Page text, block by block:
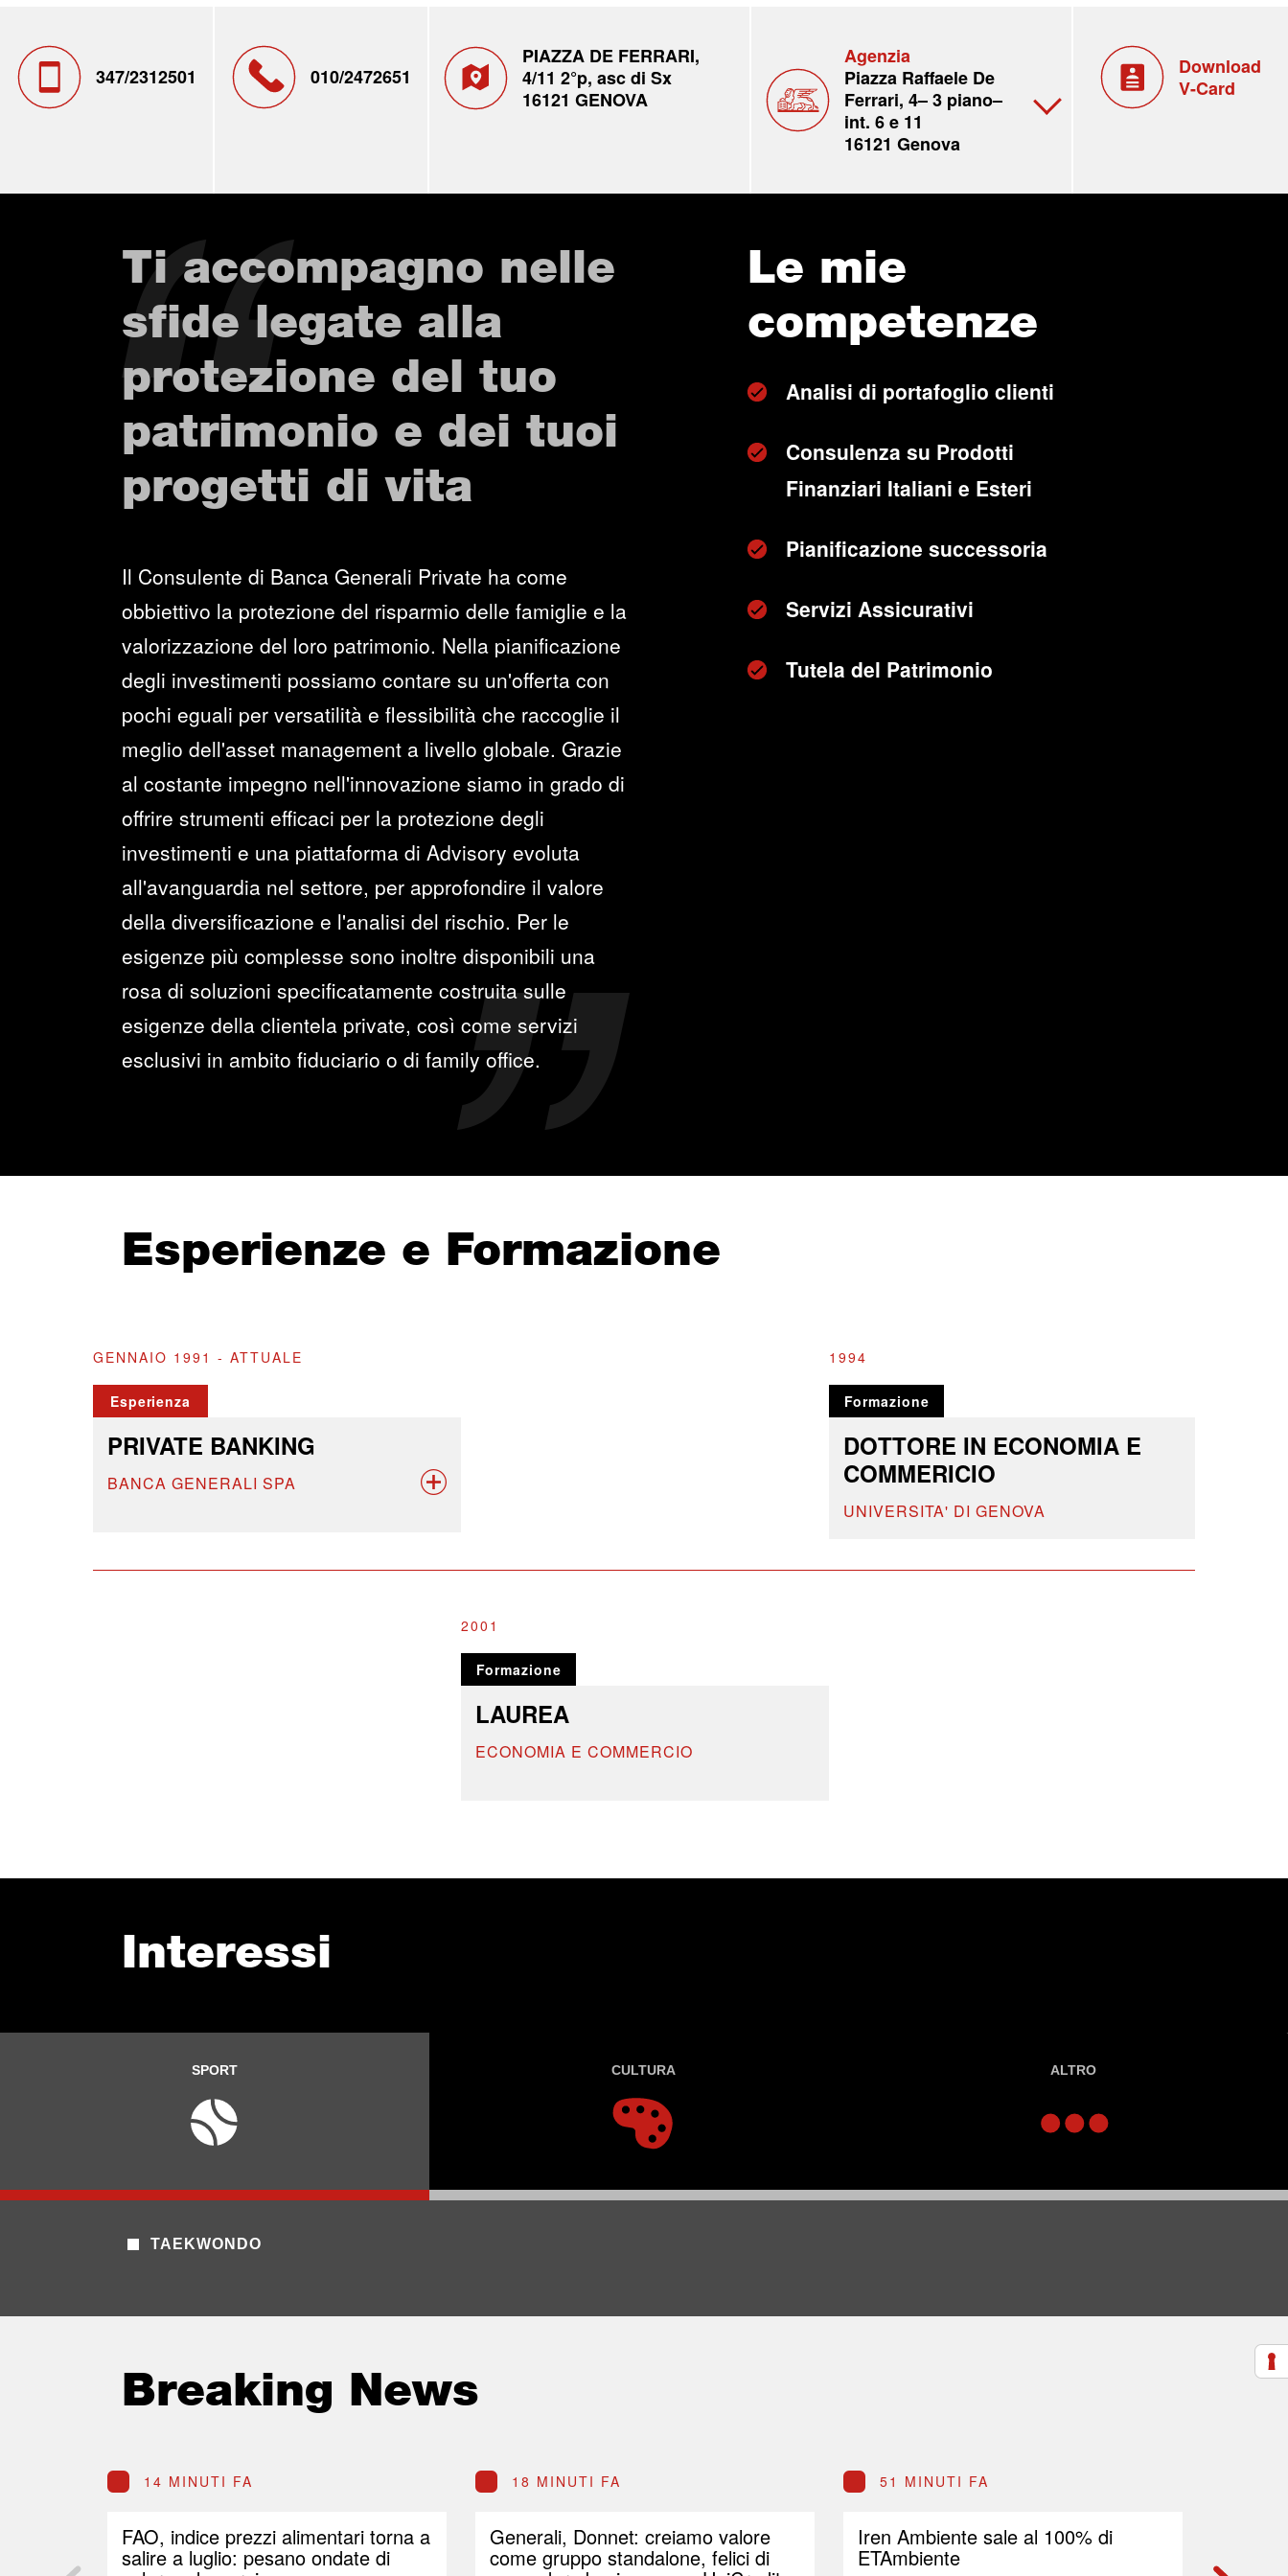
347/2312501 010/2472651
PIAZZA DE FERRARI,
4/11 2°p, asc di Sx
16121 GENOVA
Agenzia
Piazza Raffaele De
Ferrari, 4– 3 piano–
int. 6 e 11
16121 Genova
Download
V-Card
Ti accompagno nelle
sfide legate alla
protezione del tuo
patrimonio e dei tuoi
progetti di vita
Il Consulente di Banca Generali Private ha come
obbiettivo la protezione del risparmio delle famiglie e la
valorizzazione del loro patrimonio. Nella pianificazione
degli investimenti possiamo contare su un'offerta con
pochi eguali per versatilità e flessibilità che raccoglie il
meglio dell'asset management a livello globale. Grazie
al costante impegno nell'innovazione siamo in grado di
offrire strumenti efficaci per la protezione degli
investimenti e una piattaforma di Advisory evoluta
all'avanguardia nel settore, per approfondire il valore
della diversificazione e l'analisi del rischio. Per le
esigenze più complesse sono inoltre disponibili una
rosa di soluzioni specificatamente costruita sulle
esigenze della clientela private, così come servizi
esclusivi in ambito fiduciario o di family office.
Le mie
competenze
Analisi di portafoglio clienti
Consulenza su Prodotti
Finanziari Italiani e Esteri
Pianificazione successoria
Servizi Assicurativi
Tutela del Patrimonio
Esperienze e Formazione
GENNAIO 1991 - ATTUALE
Esperienza
PRIVATE BANKING
BANCA GENERALI SPA
2001
Formazione
LAUREA
ECONOMIA E COMMERCIO
1994
Formazione
DOTTORE IN ECONOMIA E
COMMERICIO
UNIVERSITA' DI GENOVA
Interessi
SPORT CULTURA ALTRO
TAEKWONDO
Breaking News
14 MINUTI FA
FAO, indice prezzi alimentari torna a
salire a luglio: pesano ondate di
18 MINUTI FA
Generali, Donnet: creiamo valore
come gruppo standalone, felici di
51 MINUTI FA
Iren Ambiente sale al 100% di
ETAmbiente